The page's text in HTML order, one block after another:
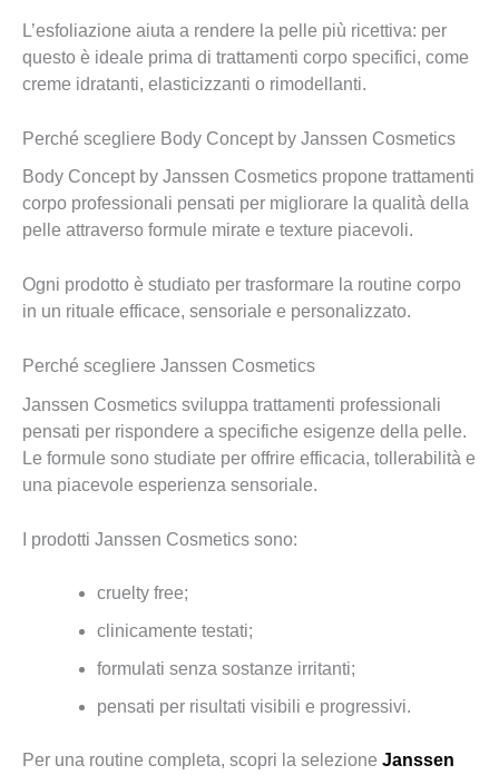
L’esfoliazione aiuta a rendere la pelle più ricettiva: per
questo è ideale prima di trattamenti corpo specifici, come
creme idratanti, elasticizzanti o rimodellanti.
Perché scegliere Body Concept by Janssen Cosmetics
Body Concept by Janssen Cosmetics propone trattamenti
corpo professionali pensati per migliorare la qualità della
pelle attraverso formule mirate e texture piacevoli.
Ogni prodotto è studiato per trasformare la routine corpo
in un rituale efficace, sensoriale e personalizzato.
Perché scegliere Janssen Cosmetics
Janssen Cosmetics sviluppa trattamenti professionali
pensati per rispondere a specifiche esigenze della pelle.
Le formule sono studiate per offrire efficacia, tollerabilità e
una piacevole esperienza sensoriale.
I prodotti Janssen Cosmetics sono:
cruelty free;
clinicamente testati;
formulati senza sostanze irritanti;
pensati per risultati visibili e progressivi.
Per una routine completa, scopri la selezione Janssen